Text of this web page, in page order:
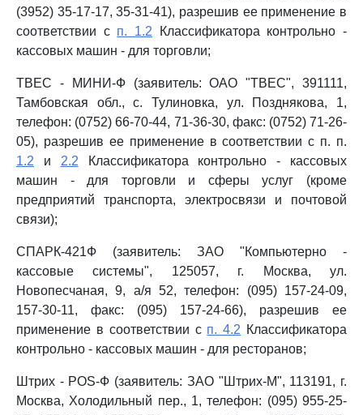
(3952) 35-17-17, 35-31-41), разрешив ее применение в
соответствии с п. 1.2 Классификатора контрольно -
кассовых машин - для торговли;
ТВЕС - МИНИ-Ф (заявитель: ОАО "ТВЕС", 391111,
Тамбовская обл., с. Тулиновка, ул. Позднякова, 1,
телефон: (0752) 66-70-44, 71-36-30, факс: (0752) 71-26-
05), разрешив ее применение в соответствии с п. п.
1.2 и 2.2 Классификатора контрольно - кассовых
машин - для торговли и сферы услуг (кроме
предприятий транспорта, электросвязи и почтовой
связи);
СПАРК-421Ф (заявитель: ЗАО "Компьютерно -
кассовые системы", 125057, г. Москва, ул.
Новопесчаная, 9, а/я 52, телефон: (095) 157-24-09,
157-30-11, факс: (095) 157-24-66), разрешив ее
применение в соответствии с п. 4.2 Классификатора
контрольно - кассовых машин - для ресторанов;
Штрих - РОS-Ф (заявитель: ЗАО "Штрих-М", 113191, г.
Москва, Холодильный пер., 1, телефон: (095) 955-25-